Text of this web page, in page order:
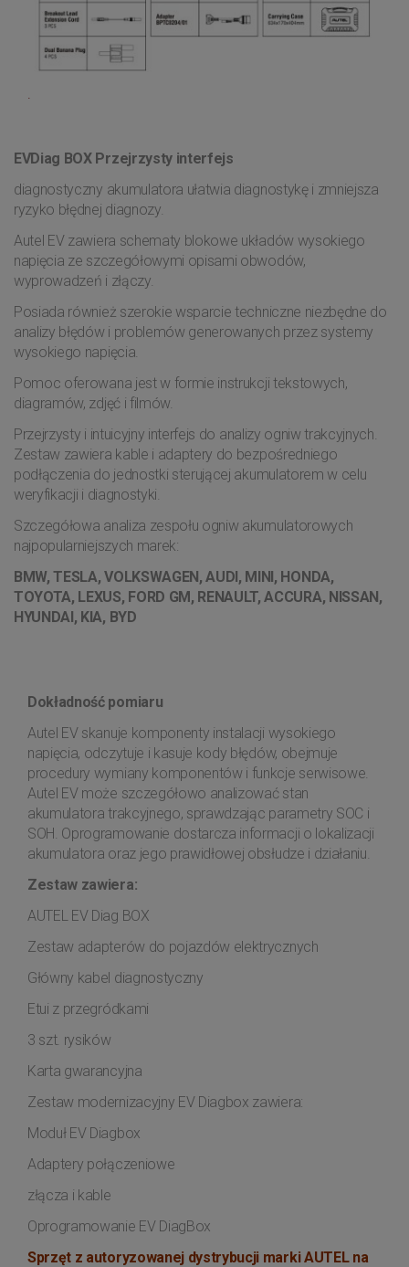
EVDiag BOX Przejrzysty interfejs
diagnostyczny akumulatora ułatwia diagnostykę i zmniejsza
ryzyko błędnej diagnozy.
Autel EV zawiera schematy blokowe układów wysokiego
napięcia ze szczegółowymi opisami obwodów,
wyprowadzeń i złączy.
Posiada również szerokie wsparcie techniczne niezbędne do
analizy błędów i problemów generowanych przez systemy
wysokiego napięcia.
Pomoc oferowana jest w formie instrukcji tekstowych,
diagramów, zdjęć i filmów.
Przejrzysty i intuicyjny interfejs do analizy ogniw trakcyjnych.
Zestaw zawiera kable i adaptery do bezpośredniego
podłączenia do jednostki sterującej akumulatorem w celu
weryfikacji i diagnostyki.
Szczegółowa analiza zespołu ogniw akumulatorowych
najpopularniejszych marek:
BMW, TESLA, VOLKSWAGEN, AUDI, MINI, HONDA,
TOYOTA, LEXUS, FORD GM, RENAULT, ACCURA, NISSAN,
HYUNDAI, KIA, BYD
Dokładność pomiaru
Autel EV skanuje komponenty instalacji wysokiego
napięcia, odczytuje i kasuje kody błędów, obejmuje
procedury wymiany komponentów i funkcje serwisowe.
Autel EV może szczegółowo analizować stan
akumulatora trakcyjnego, sprawdzając parametry SOC i
SOH. Oprogramowanie dostarcza informacji o lokalizacji
akumulatora oraz jego prawidłowej obsłudze i działaniu.
Zestaw zawiera:
AUTEL EV Diag BOX
Zestaw adapterów do pojazdów elektrycznych
Główny kabel diagnostyczny
Etui z przegródkami
3 szt. rysików
Karta gwarancyjna
Zestaw modernizacyjny EV Diagbox zawiera:
Moduł EV Diagbox
Adaptery połączeniowe
złącza i kable
Oprogramowanie EV DiagBox
Sprzęt z autoryzowanej dystrybucji marki AUTEL na